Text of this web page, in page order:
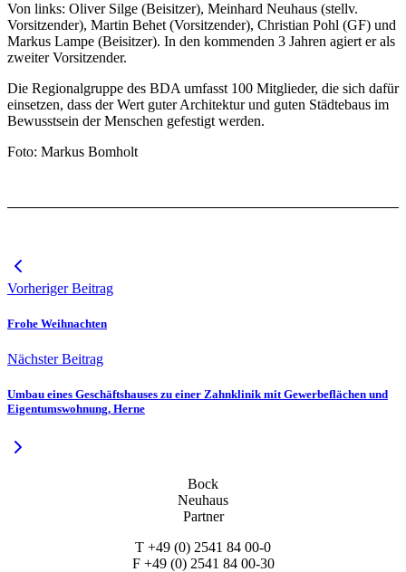
Von links: Oliver Silge (Beisitzer), Meinhard Neuhaus (stellv.
Vorsitzender), Martin Behet (Vorsitzender), Christian Pohl (GF) und
Markus Lampe (Beisitzer). In den kommenden 3 Jahren agiert er als
zweiter Vorsitzender.
Die Regionalgruppe des BDA umfasst 100 Mitglieder, die sich dafür
einsetzen, dass der Wert guter Architektur und guten Städtebaus im
Bewusstsein der Menschen gefestigt werden.
Foto: Markus Bomholt
Vorheriger Beitrag
Frohe Weihnachten
Nächster Beitrag
Umbau eines Geschäftshauses zu einer Zahnklinik mit Gewerbeflächen und
Eigentumswohnung, Herne
Bock
Neuhaus
Partner
T +49 (0) 2541 84 00-0
F +49 (0) 2541 84 00-30